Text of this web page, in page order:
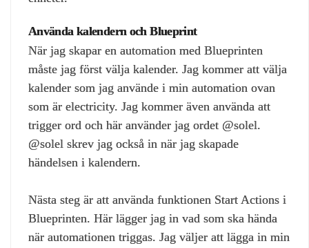
Använda kalendern och Blueprint
När jag skapar en automation med Blueprinten
måste jag först välja kalender. Jag kommer att välja
kalender som jag använde i min automation ovan
som är electricity. Jag kommer även använda att
trigger ord och här använder jag ordet @solel.
@solel skrev jag också in när jag skapade
händelsen i kalendern.
Nästa steg är att använda funktionen Start Actions i
Blueprinten. Här lägger jag in vad som ska hända
när automationen triggas. Jag väljer att lägga in min